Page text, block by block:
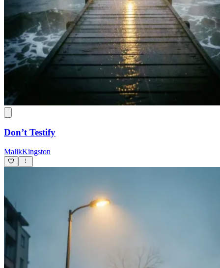
Don’t Testify
MalikKingston